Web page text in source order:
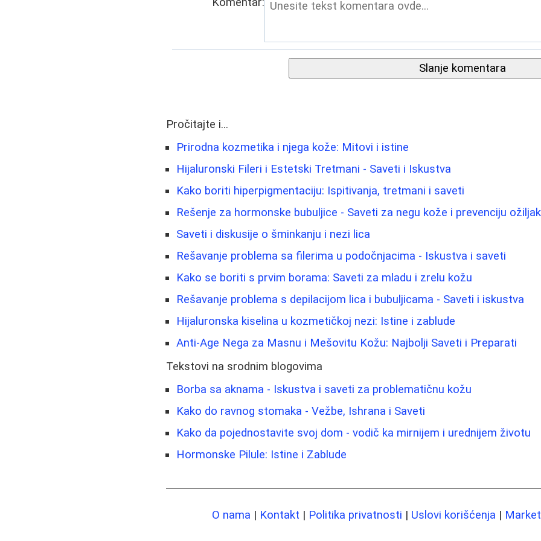
Slanje komentara
Pročitajte i...
Prirodna kozmetika i njega kože: Mitovi i istine
Hijaluronski Fileri i Estetski Tretmani - Saveti i Iskustva
Kako boriti hiperpigmentaciju: Ispitivanja, tretmani i saveti
Rešenje za hormonske bubuljice - Saveti za negu kože i prevenciju
Saveti i diskusije o šminkanju i nezi lica
Rešavanje problema sa filerima u podočnjacima - Iskustva i saveti
Kako se boriti s prvim borama: Saveti za mladu i zrelu kožu
Rešavanje problema s depilacijom lica i bubuljicama - Saveti i iskustva
Hijaluronska kiselina u kozmetičkoj nezi: Istine i zablude
Anti-Age Nega za Masnu i Mešovitu Kožu: Najbolji Saveti i Preparati
Tekstovi na srodnim blogovima
Borba sa aknama - Iskustva i saveti za problematičnu kožu
Kako do ravnog stomaka - Vežbe, Ishrana i Saveti
Kako da pojednostavite svoj dom - vodič ka mirnijem i urednijem životu
Hormonske Pilule: Istine i Zablude
O nama | Kontakt | Politika privatnosti | Uslovi korišćenja |